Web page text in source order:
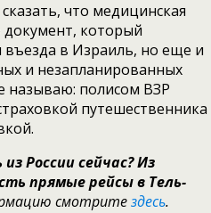
что медицинская
документ, который
в Израиль, но еще и
и незапланированных
называю: полисом ВЗР
путешественника
России сейчас? Из
прямые рейсы в Тель-
смотритездесь.